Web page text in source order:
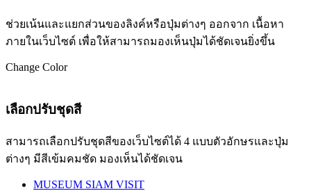
ช่วยเน้นและแยกส่วนของลิงค์หรือปุ่มต่างๆ ออกจาก เนื้อหา
ภายในเว็บไซต์ เพื่อให้สามารถมองเห็นปุ่มได้ชัดเจนยิ่งขึ้น
Change Color
เลือกปรับชุดสี
สามารถเลือกปรับชุดสีของเว็บไซต์ได้ 4 แบบตัวอักษรและปุ่ม
ต่างๆ มีสีเข้มคมชัด มองเห็นได้ชัดเจน
MUSEUM SIAM VISIT